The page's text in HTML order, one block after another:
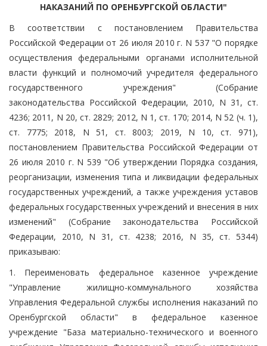
НАКАЗАНИЙ ПО ОРЕНБУРГСКОЙ ОБЛАСТИ"
В соответствии с постановлением Правительства
Российской Федерации от 26 июля 2010 г. N 537 "О порядке
осуществления федеральными органами исполнительной
власти функций и полномочий учредителя федерального
государственного учреждения" (Собрание
законодательства Российской Федерации, 2010, N 31, ст.
4236; 2011, N 20, ст. 2829; 2012, N 1, ст. 170; 2014, N 52 (ч. 1),
ст. 7775; 2018, N 51, ст. 8003; 2019, N 10, ст. 971),
постановлением Правительства Российской Федерации от
26 июля 2010 г. N 539 "Об утверждении Порядка создания,
реорганизации, изменения типа и ликвидации федеральных
государственных учреждений, а также учреждения уставов
федеральных государственных учреждений и внесения в них
изменений" (Собрание законодательства Российской
Федерации, 2010, N 31, ст. 4238; 2016, N 35, ст. 5344)
приказываю:
1. Переименовать федеральное казенное учреждение
"Управление жилищно-коммунального хозяйства
Управления Федеральной службы исполнения наказаний по
Оренбургской области" в федеральное казенное
учреждение "База материально-технического и военного